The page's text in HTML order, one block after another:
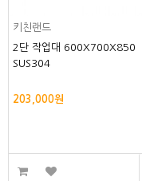
키친랜드
2단 작업대 600X700X850
SUS304
203,000원